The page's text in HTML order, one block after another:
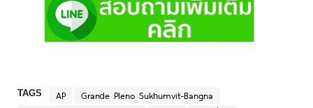
TAGS AP
Grande Pleno Sukhumvit-Bangna